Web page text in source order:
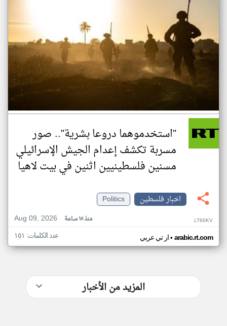
"استخدموهما دروعا بشرية".. صور
مسربة تكشف إعدام الجيش الإسرائيلي
مسنين فلسطينيين اثنين في بيت لاهيا
اخبار فلسطين
Politics
Aug 09, 2026
منذ ١٥ ساعة LT60KV
ار تي عربي• arabic.rt.com عدد الكلمات: ١٥١
المزيد من الأخبار